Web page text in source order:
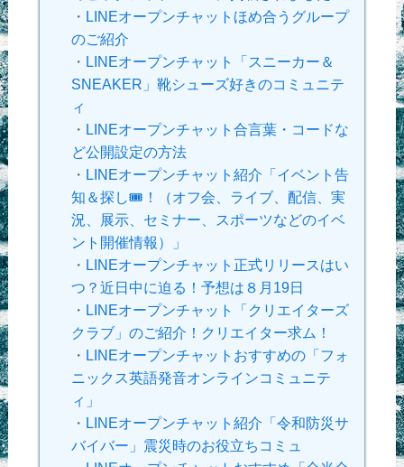
・ LINEオープンチャットほめ合うグループ
のご紹介
・ LINEオープンチャット「スニーカー＆
SNEAKER」靴シューズ好きのコミュニテ
ィ
・ LINEオープンチャット合言葉・コードな
ど公開設定の方法
・ LINEオープンチャット紹介「イベント告
知＆探し🎟！（オフ会、ライブ、配信、実
況、展示、セミナー、スポーツなどのイベ
ント開催情報）」
・ LINEオープンチャット正式リリースはい
つ？近日中に迫る！予想は８月19日
・ LINEオープンチャット「クリエイターズ
クラブ」のご紹介！クリエイター求ム！
・ LINEオープンチャットおすすめの「フォ
ニックス英語発音オンラインコミュニテ
ィ」
・ LINEオープンチャット紹介「令和防災サ
バイバー」震災時のお役立ちコミュ